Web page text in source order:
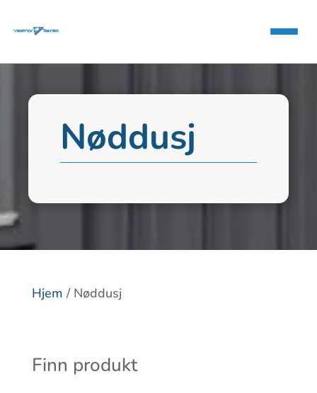
Nøddusj
Hjem / Nøddusj
Finn produkt